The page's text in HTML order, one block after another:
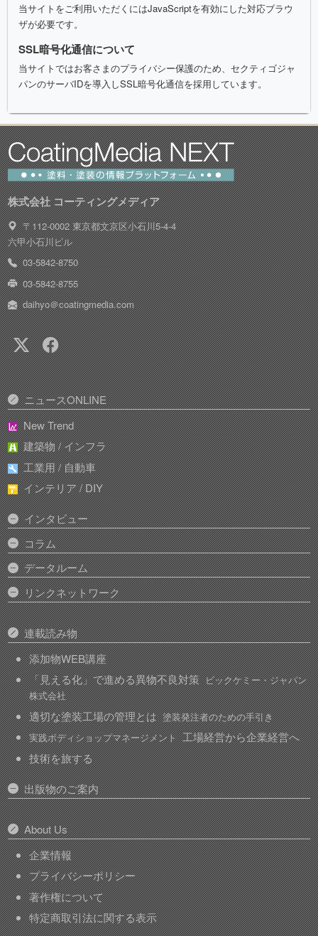
当サイトをご利用いただくにはJavaScriptを有効にした対応ブラウ
ザが必要です。
SSL暗号化通信について
当サイトではお客さまのプライバシー保護のため、セクティゴジャ
パンのサーバIDを導入しSSL暗号化通信を採用しています。
株式会社 コーティングメディア
〒112-0002 東京都文京区小石川5-4-4
六甲小石川ビル
03-5842-8750
03-5842-8755
daihyo＠coatingmedia.com
ニュースONLINE
New Trend
建築物 / インフラ
工業用 / 自動車
インテリア / DIY
インタビュー
コラム
データルーム
リンクネットワーク
連載読み物
添加物WEB講座
「見える化」で進める異物不良対策 ビックケミー・ジャパン
株式会社
適切な塗装工場の管理とは 塗装発注者のための手引き
実践ボディショップマネージメント 工場経営から企業経営へ
技術を旅する
出版物のご案内
About Us
企業情報
プライバシーポリシー
著作権について
特定商取引法に関する表示